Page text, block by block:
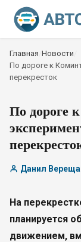
Главная Новости
По дороге к
перекресток
По дороге
Данил
На
планируется
движением,